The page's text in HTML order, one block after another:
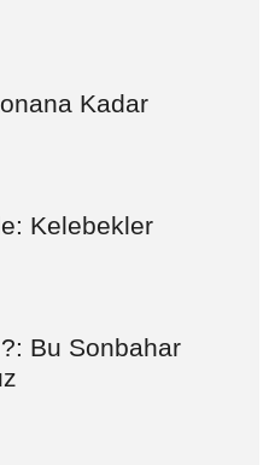
Kadar
Kelebekler
Bu Sonbahar